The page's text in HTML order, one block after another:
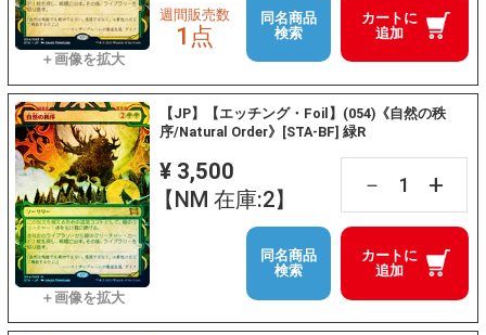
カートに
追加
週間販売数
1点
同名商品
検索
【JP】【エッチング・Foil】(054)《自然の秩
序/Natural Order》[STA-BF] 緑R
¥ 3,500
【NM 在庫:2】
－ +
カートに
追加
同名商品
検索